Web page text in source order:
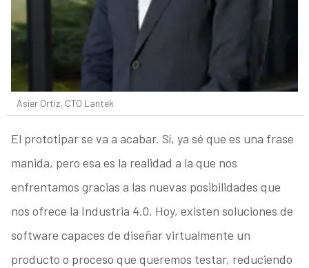
Asier Ortiz, CTO Lantek
El prototipar se va a acabar. Sí, ya sé que es una frase
manida, pero esa es la realidad a la que nos
enfrentamos gracias a las nuevas posibilidades que
nos ofrece la Industria 4.0. Hoy, existen soluciones de
software capaces de diseñar virtualmente un
producto o proceso que queremos testar, reduciendo